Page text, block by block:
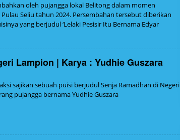
oleh pujangga lokal Belitong dalam momen
Pulau Seliu tahun 2024. Persembahan tersebut diberikan
yang berjudul ‘Lelaki Pesisir Itu Bernama Edyar
Lampion | Karya : Yudhie Guszara
sajikan sebuah puisi berjudul Senja Ramadhan di Negeri
pujangga bernama Yudhie Guszara